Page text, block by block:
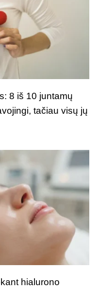
8 iš 10 juntamų
tačiau visų jų
hialurono